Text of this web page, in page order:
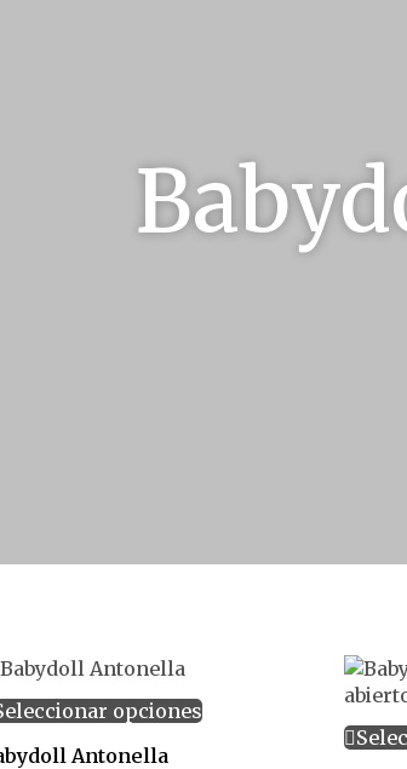
opciones
Antonella